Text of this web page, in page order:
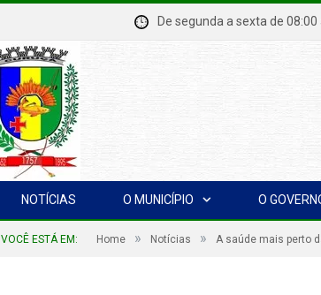
De segunda a sexta de
NOTÍCIAS O MUNICÍPIO O
VOCÊ ESTÁ EM: Home » Notícias » A saúde mais perto